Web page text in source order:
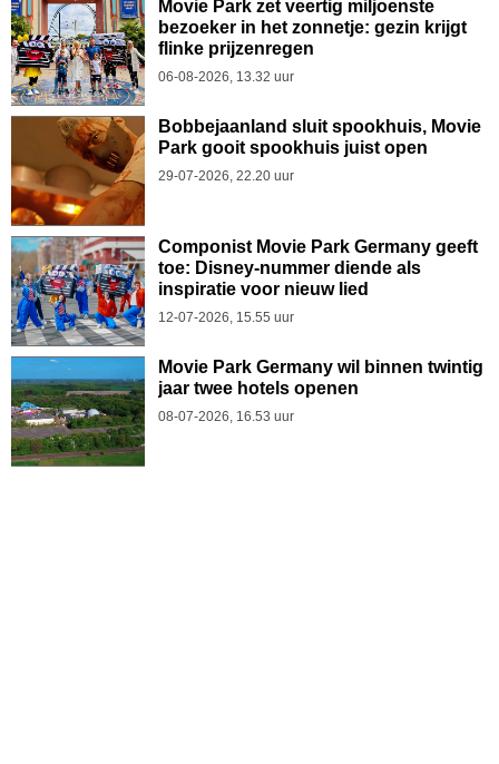
Movie Park zet veertig miljoenste
bezoeker in het zonnetje: gezin krijgt
flinke prijzenregen
06-08-2026, 13.32 uur
Bobbejaanland sluit spookhuis, Movie
Park gooit spookhuis juist open
29-07-2026, 22.20 uur
Componist Movie Park Germany geeft
toe: Disney-nummer diende als
inspiratie voor nieuw lied
12-07-2026, 15.55 uur
Movie Park Germany wil binnen twintig
jaar twee hotels openen
08-07-2026, 16.53 uur